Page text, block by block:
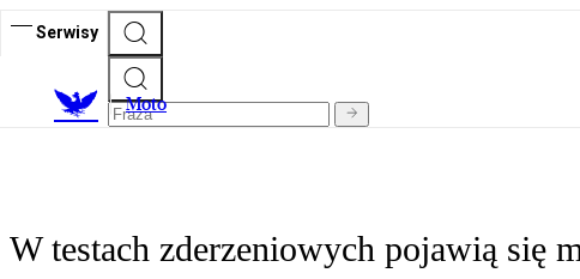
Serwisy
Moto
W testach zderzeniowych pojawią się